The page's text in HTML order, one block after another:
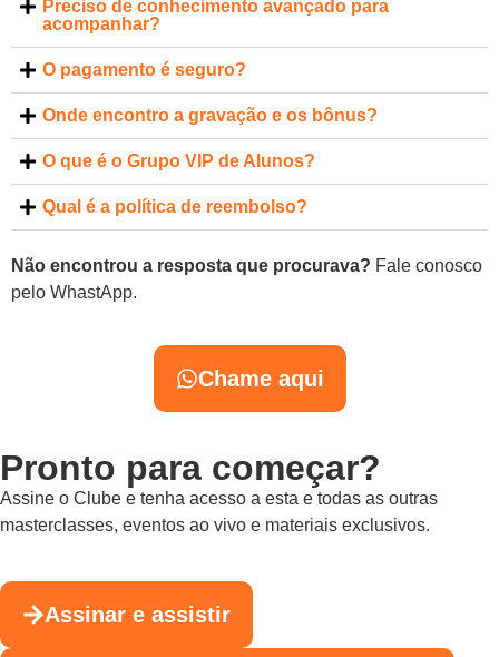
Preciso de conhecimento avançado para
acompanhar?
O pagamento é seguro?
Onde encontro a gravação e os bônus?
O que é o Grupo VIP de Alunos?
Qual é a política de reembolso?
Não encontrou a resposta que procurava? Fale conosco
pelo WhastApp.
Chame aqui
Pronto para começar?
Assine o Clube e tenha acesso a esta e todas as outras
masterclasses, eventos ao vivo e materiais exclusivos.
Assinar e assistir